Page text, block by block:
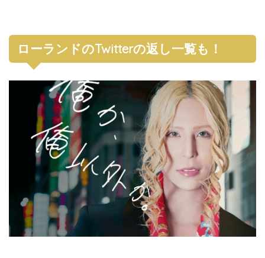
ローランドのTwitterの返し一覧も！